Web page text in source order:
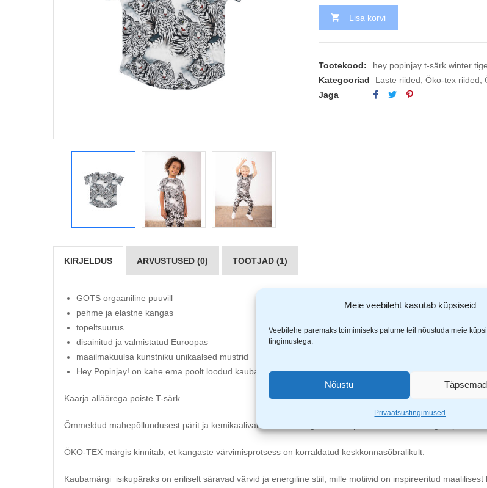
Meie veebileht kasutab küpsiseid
Veebilehe paremaks toimimiseks palume teil nõustuda meie
tingimustega.
Nõustu
Privaatsustingimused
Lisa korvi
Tootekood:
hey popinjay t-särk winter
Kategooriad
Laste riided, Öko-tex riided,
Jaga
KIRJELDUS ARVUSTUSED (0) TOOTJAD (1)
GOTS orgaaniline puuvill
pehme ja elastne kangas
topeltsuurus
disainitud ja valmistatud Euroopas
maailmakuulsa kunstniku unikaalsed mustrid
Hey Popinjay! on kahe ema poolt loodud kaubamärk
Kaarja alläärega poiste T-särk.
Õmmeldud mahepõllundusest pärit ja kemikaalivabast GOTS orgaanilisest puuvillast, mis on hingav,
ÖKO-TEX märgis kinnitab, et kangaste värvimisprotsess on korraldatud keskkonnasõbralikult.
Kaubamärgi isikupäraks on eriliselt säravad värvid ja energiline stiil, mille motiivid on inspireeritud maalilisest